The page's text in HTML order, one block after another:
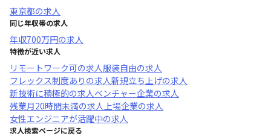
東京都の求人
同じ年収帯の求人
年収700万円の求人
特徴が近い求人
リモートワーク可の求人服装自由の求人
フレックス制度あり の求人新規立ち上げの求人
新技術に積極的の求人ベンチャー企業の求人
残業月20時間未満の求人上場企業の求人
女性エンジニアが活躍中の求人
求人検索ページに戻る